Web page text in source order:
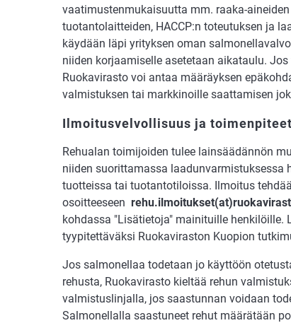
vaatimustenmukaisuutta mm. raaka-
tuotantolaitteiden, HACCP:n toteutuksen ja
käydään läpi yrityksen oman
niiden korjaamiselle asetetaan aikataulu.
Ruokavirasto voi antaa määräyksen
valmistuksen tai markkinoille saattamisen
Ilmoitusvelvollisuus ja toimenpiteet
Rehualan toimijoiden tulee lainsäädännön
niiden suorittamassa laadunvarmistuksessa
tuotteissa tai tuotantotiloissa. Ilmoitus
osoitteeseen
kohdassa "Lisätietoja" mainituille
tyypitettäväksi Ruokaviraston Kuopion
Jos salmonellaa todetaan jo käyttöön
rehusta, Ruokavirasto kieltää rehun
valmistuslinjalla, jos saastunnan voidaan
Salmonellalla saastuneet rehut määrätään